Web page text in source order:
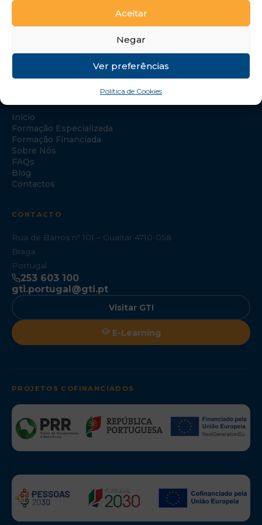
Aceitar
Negar
Ver preferências
Política de Cookies
Início
Formação Especializada
Formação Financiada
Sobre Nós
FAQs
Blog
Contactos
CONTACTO
Rua de Barros nº 101 – Gualtar 4710-058
Braga
Portugal
253 603 100
gti.portugal@gti.pt
Visitar GTI
E-Learning
PROJETOS COFINANCIADOS